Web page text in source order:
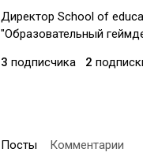
Директор School of
"Образовательный
3 подписчика 2
Посты Комментарии